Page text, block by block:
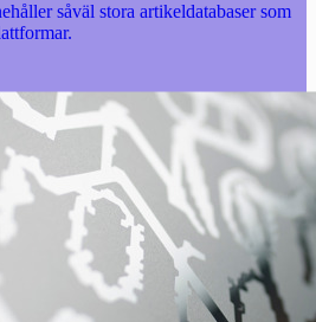
såväl stora artikeldatabaser som